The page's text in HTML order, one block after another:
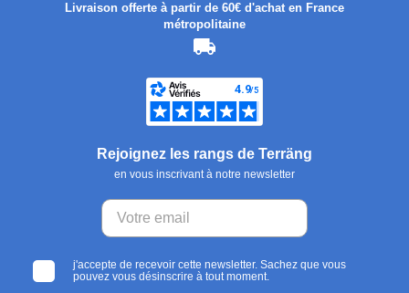
Livraison offerte à partir de 60€ d'achat en France
métropolitaine
Rejoignez les rangs de Terräng
en vous inscrivant à notre newsletter
j'accepte de recevoir cette newsletter. Sachez que vous
pouvez vous désinscrire à tout moment.